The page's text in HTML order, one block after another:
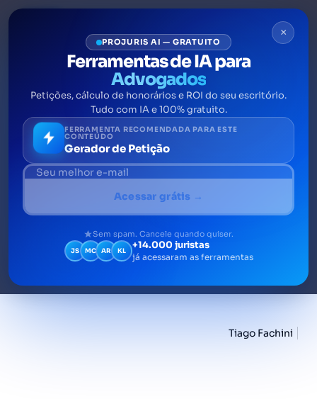
Processo criminal: guia para
advogados e escritórios
Descubra como dominar o processo criminal
pode transformar a defesa de seus clientes e
otimizar a gestão do seu escritório
Tiago Fachini
×
PROJURIS AI — GRATUITO
Ferramentas de IA para
Advogados
Petições, cálculo de honorários e ROI do seu escritório.
Tudo com IA e 100% gratuito.
FERRAMENTA RECOMENDADA PARA ESTE
CONTEÚDO
Gerador de Petição
Acessar grátis →
Sem spam. Cancele quando quiser.
JS MC AR KL +14.000 juristas
já acessaram as ferramentas